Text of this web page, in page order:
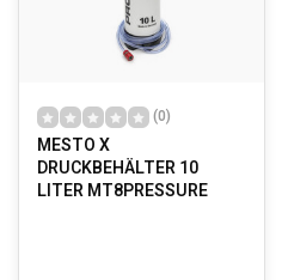
(0)
MESTO X
DRUCKBEHÄLTER 10
LITER MT8PRESSURE